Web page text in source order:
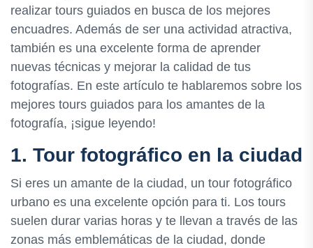
realizar tours guiados en busca de los mejores
encuadres. Además de ser una actividad atractiva,
también es una excelente forma de aprender
nuevas técnicas y mejorar la calidad de tus
fotografías. En este artículo te hablaremos sobre los
mejores tours guiados para los amantes de la
fotografía, ¡sigue leyendo!
1. Tour fotográfico en la ciudad
Si eres un amante de la ciudad, un tour fotográfico
urbano es una excelente opción para ti. Los tours
suelen durar varias horas y te llevan a través de las
zonas más emblemáticas de la ciudad, donde